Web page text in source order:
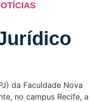
da Faculdade Nova
no campus Recife, a